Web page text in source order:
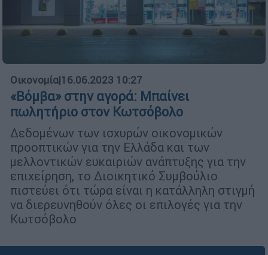
Οικονομία|16.06.2023 10:27
«Βόμβα» στην αγορά: Μπαίνει
πωλητήριο στον Κωτσόβολο
Δεδομένων των ισχυρών οικονομικών
προοπτικών για την Ελλάδα και των
μελλοντικών ευκαιριών ανάπτυξης για την
επιχείρηση, το Διοικητικό Συμβούλιο
πιστεύει ότι τώρα είναι η κατάλληλη στιγμή
να διερευνηθούν όλες οι επιλογές για την
Κωτσόβολο